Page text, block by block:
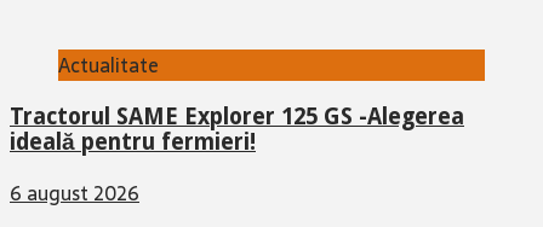
Actualitate
Tractorul SAME Explorer 125 GS -Alegerea
ideală pentru fermieri!
6 august 2026